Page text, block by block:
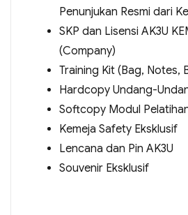
Penunjukan Resmi dari
SKP dan Lisensi AK3U
(Company)
Training Kit (Bag, Notes,
Hardcopy Undang-
Softcopy Modul
Kemeja Safety Eksklusif
Lencana dan Pin AK3U
Souvenir Eksklusif